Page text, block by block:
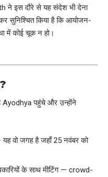
ने इस दौरे से यह संदेश भी देना
सुनिश्चित किया है कि आयोजन-
में कोई चूक न हो।
Ayodhya पहुंचे और उन्होंने
यह वो जगह है जहाँ 25 नवंबर को
के साथ मीटिंग — crowd-